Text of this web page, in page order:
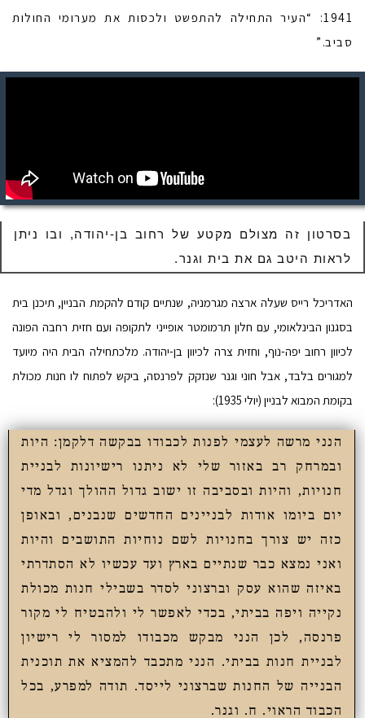
1941: “העיר התחילה להתפשט ולכסות את מערומי החולות
סביב.”
בסרטון זה מצולם מקטע של רחוב בן-יהודה, ובו ניתן
לראות היטב גם את בית וגנר.
האדריכל רייס שעלה ארצה מגרמניה, שנתיים קודם להקמת הבניין, תיכנן בית
בסגנון הבינלאומי, עם חלון תרמומטר אופייני לתקופה ועם חזית רחבה הפונה
לכיוון רחוב יפה-נוף, וחזית צרה לכיוון בן-יהודה. מלכתחילה הבית היה מיועד
למגורים בלבד, אבל חוני וגנר שנזקק לפרנסה, ביקש לפתוח לו חנות מכולת
בקומת המבוא לבניין (יולי 1935):
הנני מרשה לעצמי לפנות לכבודו בבקשה דלקמן: היות
ובמרחק רב באזור שלי לא ניתנו רישיונות לבניית
חנויות, והיות ובסביבה זו ישוב גדול ההולך וגדל מדי
יום ביומו אודות לבניינים החדשים שנבנים, ובאופן
כזה יש צורך בחנויות לשם נוחיות התושבים והיות
ואני נמצא כבר שנתיים בארץ ועד עכשיו לא הסתדרתי
באיזה שהוא עסק וברצוני לסדר בשבילי חנות מכולת
נקייה ויפה בביתי, בכדי לאפשר לי ולהבטיח לי מקור
פרנסה, לכן הנני מבקש מכבודו למסור לי רישיון
לבניית חנות בביתי. הנני מתכבד להמציא את תוכנית
הבנייה של החנות שברצוני לייסד. תודה למפרע, בכל
הכבוד הראוי. ח. וגנר.